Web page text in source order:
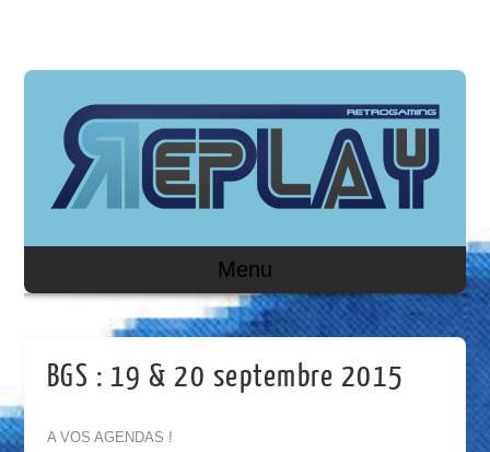
Menu
BGS : 19 & 20 septembre 2015
A VOS AGENDAS !